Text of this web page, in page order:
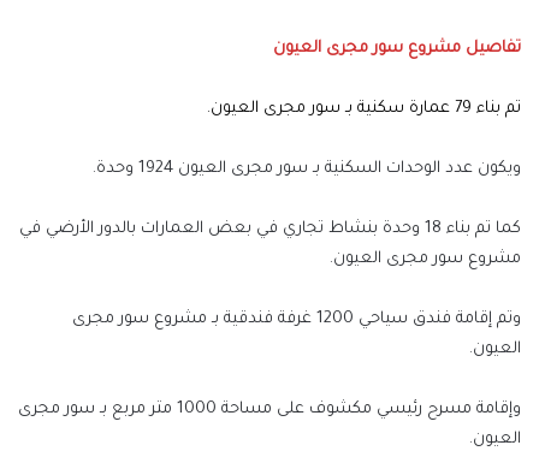
تفاصيل مشروع سور مجرى العيون
تم بناء 79 عمارة سكنية بـ سور مجرى العيون.
ويكون عدد الوحدات السكنية بـ سور مجرى العيون 1924 وحدة.
كما تم بناء 18 وحدة بنشاط تجاري في بعض العمارات بالدور الأرضي في
مشروع سور مجرى العيون.
وتم إقامة فندق سياحي 1200 غرفة فندقية بـ مشروع سور مجرى
العيون.
وإقامة مسرح رئيسي مكشوف على مساحة 1000 متر مربع بـ سور مجرى
العيون.